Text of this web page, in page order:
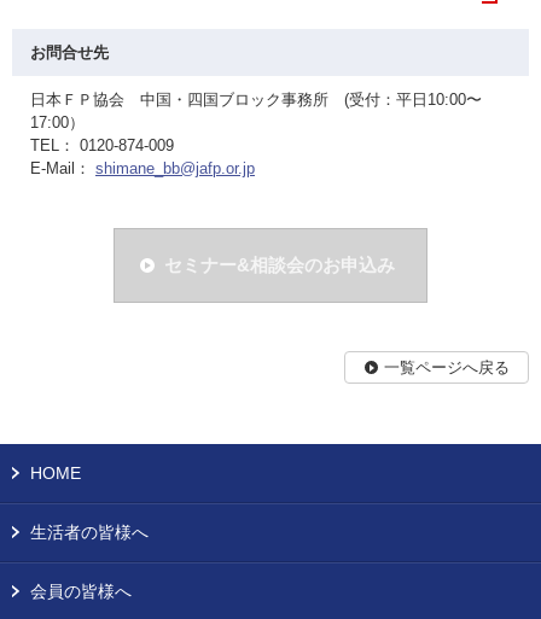
お問合せ先
日本ＦＰ協会 中国・四国ブロック事務所 (受付：平日10:00〜
17:00）
TEL： 0120-874-009
E-Mail： shimane_bb@jafp.or.jp
セミナー&相談会のお申込み
一覧ページへ戻る
HOME
生活者の皆様へ
会員の皆様へ